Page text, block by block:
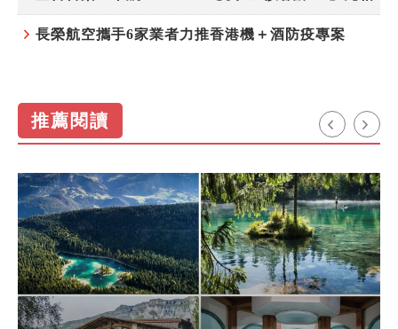
長榮航空攜手6家業者力推香港機＋酒防疫專案
推薦閱讀